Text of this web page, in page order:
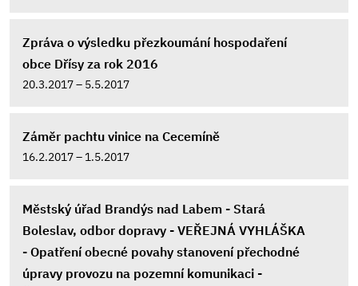
Zpráva o výsledku přezkoumání hospodaření
obce Dřísy za rok 2016
20.3.2017 – 5.5.2017
Záměr pachtu vinice na Cecemíně
16.2.2017 – 1.5.2017
Městský úřad Brandýs nad Labem - Stará
Boleslav, odbor dopravy - VEŘEJNÁ VYHLÁŠKA
- Opatření obecné povahy stanovení přechodné
úpravy provozu na pozemní komunikaci -